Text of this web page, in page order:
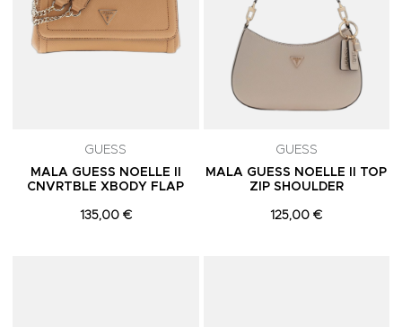
GUESS
MALA GUESS NOELLE II
CNVRTBLE XBODY FLAP
135,00 €
GUESS
MALA GUESS NOELLE II TOP
ZIP SHOULDER
125,00 €